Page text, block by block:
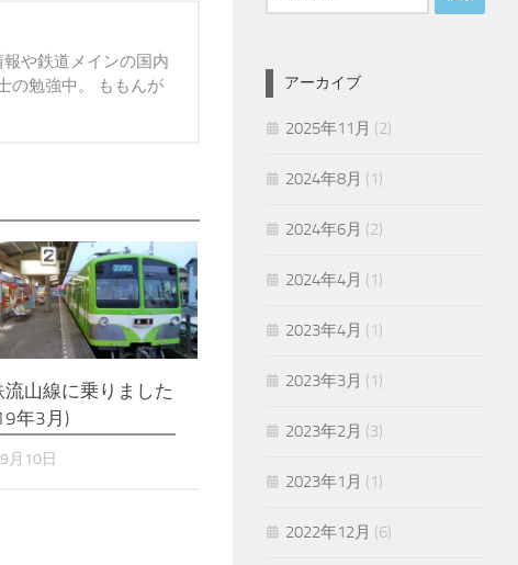
や鉄道メインの国内
の勉強中。 ももんが
流山線に乗りました
年3月)
月10日
索:
アーカイブ
2025年11月 (2)
2024年8月 (1)
2024年6月 (2)
2024年4月 (1)
2023年4月 (1)
2023年3月 (1)
2023年2月 (3)
2023年1月 (1)
2022年12月 (6)